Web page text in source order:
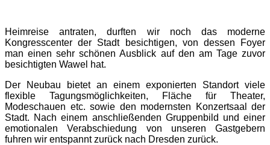
Heimreise antraten, durften wir noch das moderne
Kongresscenter der Stadt besichtigen, von dessen Foyer
man einen sehr schönen Ausblick auf den am Tage zuvor
besichtigten Wawel hat.
Der Neubau bietet an einem exponierten Standort viele
flexible Tagungsmöglichkeiten, Fläche für Theater,
Modeschauen etc. sowie den modernsten Konzertsaal der
Stadt. Nach einem anschließenden Gruppenbild und einer
emotionalen Verabschiedung von unseren Gastgebern
fuhren wir entspannt zurück nach Dresden zurück.